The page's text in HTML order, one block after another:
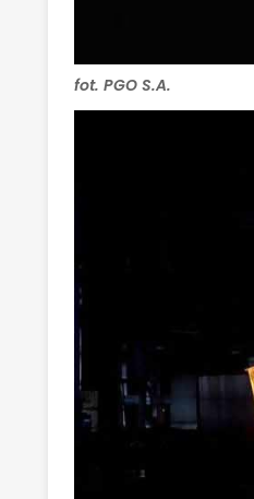
fot. PGO S.A.